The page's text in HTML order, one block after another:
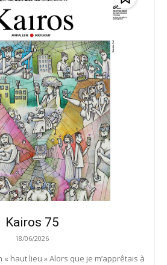
Kairos 75
18/06/2026
haut lieu » Alors que je m’apprêtais à